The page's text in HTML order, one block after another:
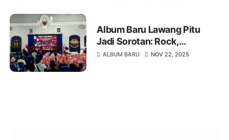
Album Baru Lawang Pitu
Jadi Sorotan: Rock,
Perjuangan, dan Harapan
ALBUM BARU NOV 22, 2025